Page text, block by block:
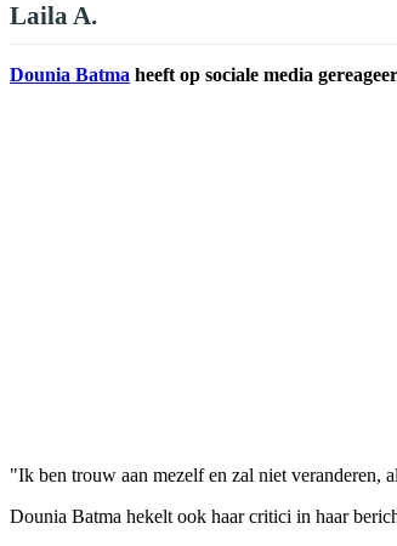
Laila A.
Dounia Batma heeft op sociale media
"Ik ben trouw aan mezelf en zal niet veranderen,
Dounia Batma hekelt ook haar critici in haar